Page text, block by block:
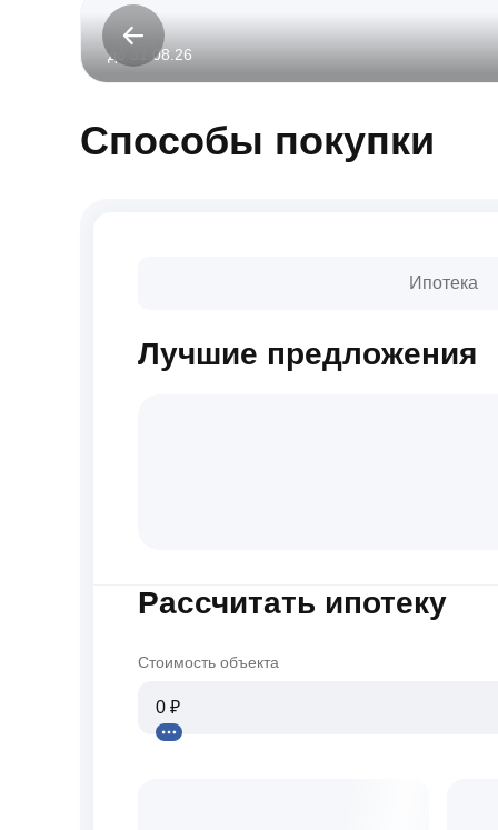
до 31.08.26
Способы покупки
Ипотека
Лучшие предложения
Рассчитать ипотеку
Стоимость объекта